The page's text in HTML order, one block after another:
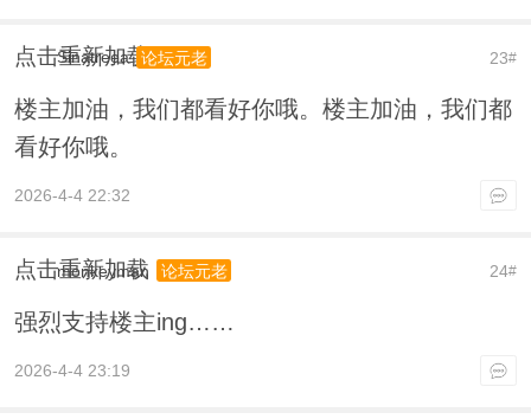
点击重新加载 23#
Sinatreea 论坛元老
楼主加油，我们都看好你哦。楼主加油，我们都
看好你哦。
2026-4-4 22:32
点击重新加载 24#
monkeyman 论坛元老
强烈支持楼主ing……
2026-4-4 23:19